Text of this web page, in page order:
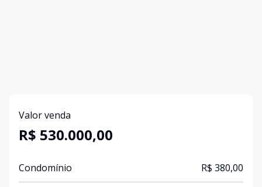
Valor venda
R$ 530.000,00
Condomínio R$ 380,00